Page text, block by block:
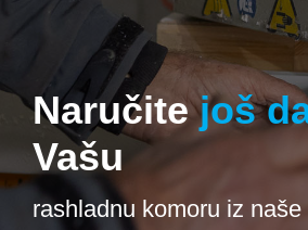
Naručitejoš
Vašu
rashladnu komoru iz